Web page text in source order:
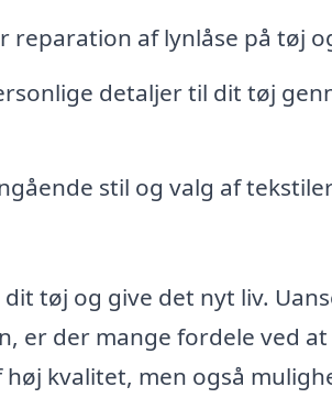
reparation af lynlåse på tøj
detaljer til dit tøj
stil og valg af
tøj og give det nyt liv.
er der mange fordele ved
kvalitet, men også